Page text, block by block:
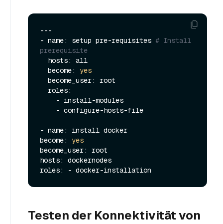
---
- name: setup pre-requisites # Install
prerequisite
  become:
yes
- name: install docker
become: yes
become_user: root
hosts: dockernodes
Testen der Konnektivität von